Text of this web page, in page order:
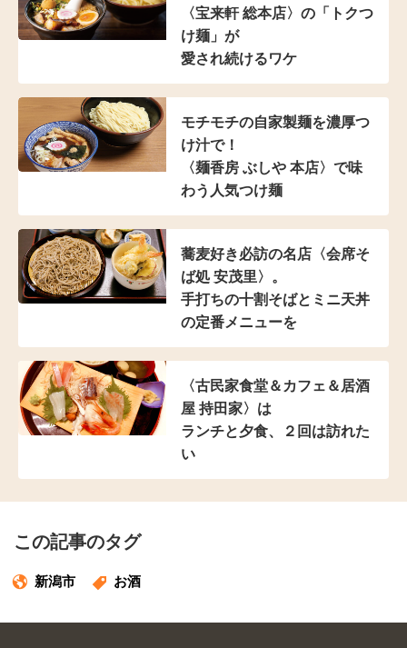
〈宝来軒 総本店〉の 「トクつ
け麺」が
愛され続けるワケ
モチモチの自家製麺を濃厚つ
け汁で！
〈麺香房 ぶしや 本店〉 で味
わう人気つけ麺
蕎麦好き必訪の名店 〈会席そ
ば処 安茂里〉。
手打ちの十割そばと ミニ天丼
の定番メニューを
〈古民家食堂＆カフェ ＆居酒
屋 持田家〉は
ランチと夕食、２回は訪れた
い
この記事のタグ
新潟市 お酒